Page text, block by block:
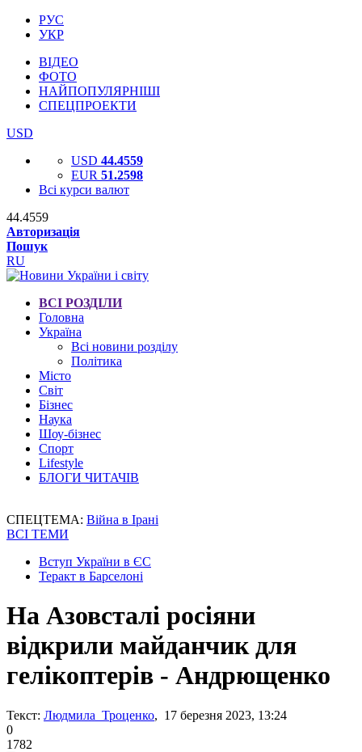
РУС
УКР
ВІДЕО
ФОТО
НАЙПОПУЛЯРНІШІ
СПЕЦПРОЕКТИ
USD
USD 44.4559
EUR 51.2598
Всі курси валют
44.4559
Авторизація
Пошук
RU
ВСІ РОЗДІЛИ
Головна
Україна
Всі новини розділу
Політика
Місто
Світ
Бізнес
Наука
Шоу-бізнес
Спорт
Lifestyle
БЛОГИ ЧИТАЧІВ
СПЕЦТЕМА: Війна в Ірані
ВСІ ТЕМИ
Вступ України в ЄС
Теракт в Барселоні
На Азовсталі росіяни
відкрили майданчик для
гелікоптерів - Андрющенко
Текст: Людмила Троценко, 17 березня 2023, 13:24
0
1782